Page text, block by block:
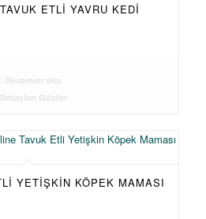
ETLI YAVRU KEDI
Devamını oku
Detayları Göster
YETIŞKIN KÖPEK MAMASI